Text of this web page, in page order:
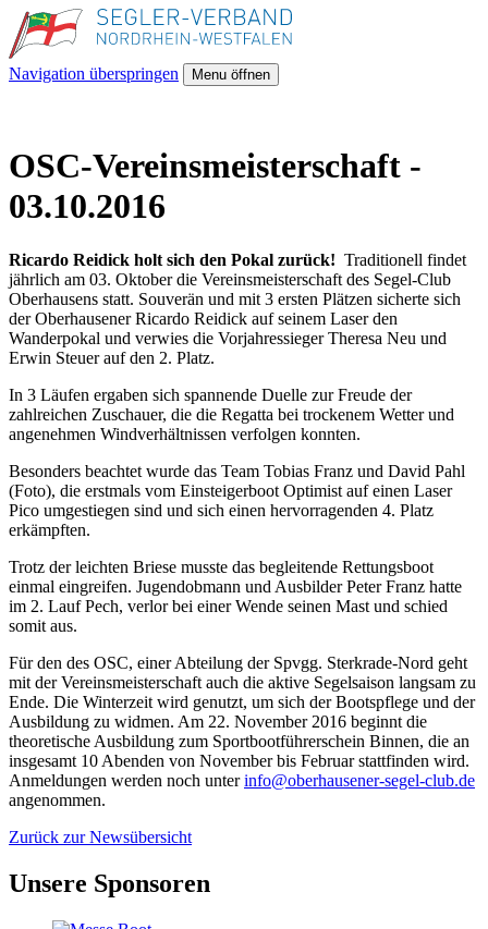
Navigation überspringen Menu öffnen
OSC-Vereinsmeisterschaft -
03.10.2016
Ricardo Reidick holt sich den Pokal zurück! Traditionell findet
jährlich am 03. Oktober die Vereinsmeisterschaft des Segel-Club
Oberhausens statt. Souverän und mit 3 ersten Plätzen sicherte sich
der Oberhausener Ricardo Reidick auf seinem Laser den
Wanderpokal und verwies die Vorjahressieger Theresa Neu und
Erwin Steuer auf den 2. Platz.
In 3 Läufen ergaben sich spannende Duelle zur Freude der
zahlreichen Zuschauer, die die Regatta bei trockenem Wetter und
angenehmen Windverhältnissen verfolgen konnten.
Besonders beachtet wurde das Team Tobias Franz und David Pahl
(Foto), die erstmals vom Einsteigerboot Optimist auf einen Laser
Pico umgestiegen sind und sich einen hervorragenden 4. Platz
erkämpften.
Trotz der leichten Briese musste das begleitende Rettungsboot
einmal eingreifen. Jugendobmann und Ausbilder Peter Franz hatte
im 2. Lauf Pech, verlor bei einer Wende seinen Mast und schied
somit aus.
Für den des OSC, einer Abteilung der Spvgg. Sterkrade-Nord geht
mit der Vereinsmeisterschaft auch die aktive Segelsaison langsam zu
Ende. Die Winterzeit wird genutzt, um sich der Bootspflege und der
Ausbildung zu widmen. Am 22. November 2016 beginnt die
theoretische Ausbildung zum Sportbootführerschein Binnen, die an
insgesamt 10 Abenden von November bis Februar stattfinden wird.
Anmeldungen werden noch unterinfo@oberhausener-segel-club.de
angenommen.
Zurück zur Newsübersicht
Unsere Sponsoren